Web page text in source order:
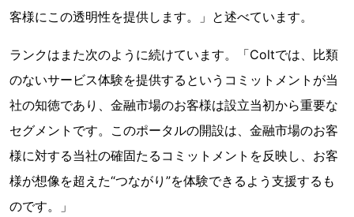
客様にこの透明性を提供します。」と述べています。
ランクはまた次のように続けています。「Coltでは、比類
のないサービス体験を提供するというコミットメントが当
社の知徳であり、金融市場のお客様は設立当初から重要な
セグメントです。このポータルの開設は、金融市場のお客
様に対する当社の確固たるコミットメントを反映し、お客
様が想像を超えた“つながり”を体験できるよう支援するも
のです。」